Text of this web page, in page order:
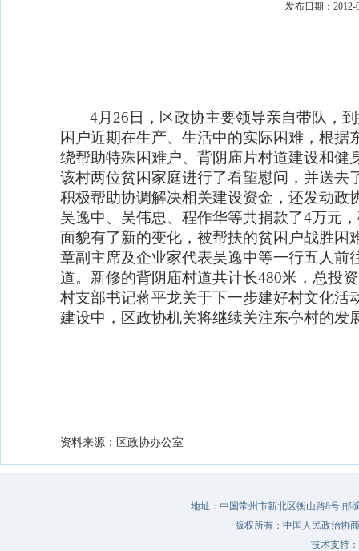
发布日期：
4月 26 日 ，区政协主要领导亲自带队，
困户近期在生产、生活中的实际困难，根
绕帮助特殊困难户、背阴庙片村道建设和健
该村两位贫困家庭进行了看望慰问，并送
积极帮助协调解决相关建设资金，还发动
吴逸中、吴伟忠、程作华等共捐款了4万元
面貌有了新的变化，被帮扶的贫困户战胜困
章副主席及企业家代表吴逸中等一行五人
道。新修的背阴庙村道共计长480米，总投资
村支部书记蒋平龙关于下一步建好村文化活
建设中，区政协机关将继续关注东亭村的发
资料来源：区政协办公室
地址：中国常州市新北区衡山路8号 邮
版权所有：中国人民政治协
技术支持：